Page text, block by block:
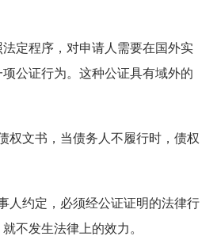
定程序，对申请人需要在国外实
公证行为。这种公证具有域外的
权文书，当债务人不履行时，债权
人约定，必须经公证证明的法律行
不发生法律上的效力。